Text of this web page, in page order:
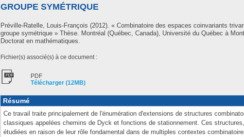
GROUPE SYMÉTRIQUE
Préville-Ratelle, Louis-François (2012). « Combinatoire des espaces coinvariants
groupe symétrique » Thèse. Montréal (Québec, Canada), Université du Québec à
Doctorat en mathématiques.
Fichier(s) associé(s) à ce document :
PDF
Télécharger (12MB)
Résumé
Ce travail traite principalement de l'énumération d'extensions de structures
classiques appelées chemins de Dyck et fonctions de stationnement. Ces
étudiées en raison de leur rôle fondamental dans de multiples contextes